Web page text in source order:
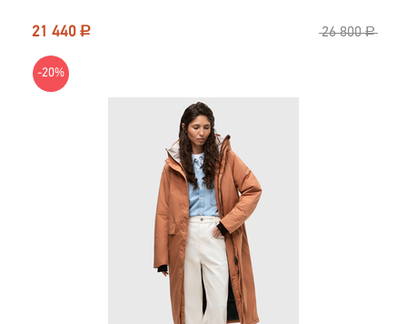
21 440 Р 26 800 Р
-20%